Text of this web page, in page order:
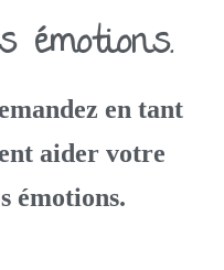
émotions.
en tant
aider votre
émotions.